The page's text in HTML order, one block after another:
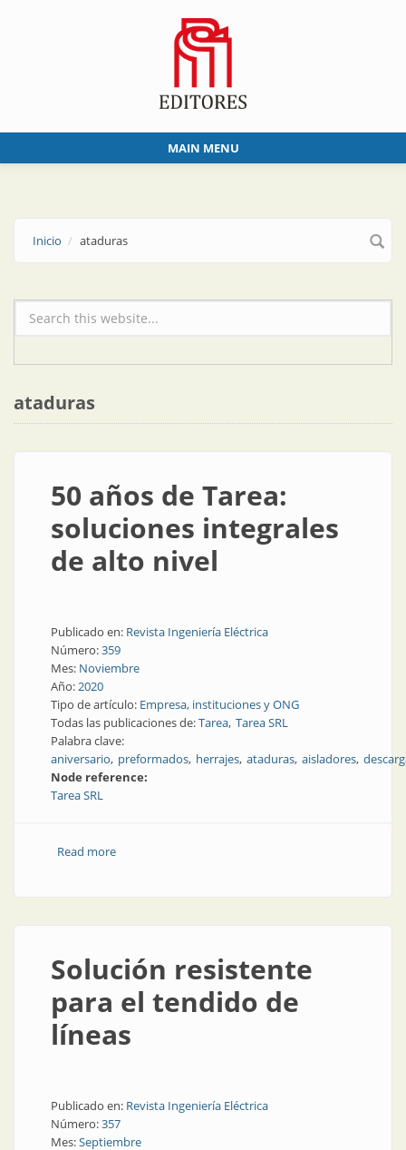
MAIN MENU
Inicio ataduras
Formulario de búsqueda
ataduras
50 años de Tarea:
soluciones integrales
de alto nivel
Publicado en: Revista Ingeniería Eléctrica
Número:359
Mes: Noviembre
Año:2020
Tipo de artículo: Empresa, instituciones y ONG
Todas las publicaciones de:Tarea Tarea SRL
Palabra clave:
aniversario preformados herrajes ataduras aisladores
Node reference:
Tarea SRL
Read moreabout 50 años de Tarea: soluciones integrales de alto
Solución resistente
para el tendido de
líneas
Publicado en: Revista Ingeniería Eléctrica
Número:357
Mes:Septiembre